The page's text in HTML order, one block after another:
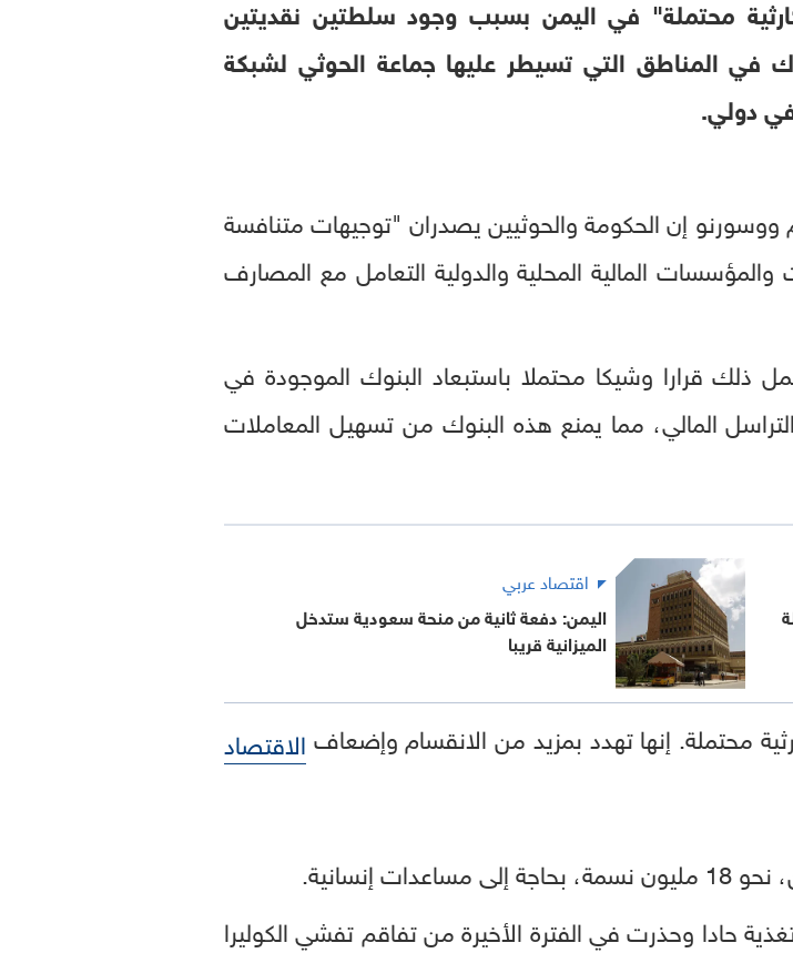
محتملة" في اليمن بسبب وجود سلطتين نقديتين
في المناطق التي تسيطر عليها جماعة الحوثي لشبكة
دولي.
ووسورنو إن الحكومة والحوثيين يصدران "توجيهات متنافسة
المالية المحلية والدولية التعامل مع المصارف
ذلك قرارا وشيكا محتملا باستبعاد البنوك الموجودة في
المالي، مما يمنع هذه البنوك من تسهيل المعاملات
اقتصاد عربي
اليمن: دفعة ثانية من منحة سعودية ستدخل
الميزانية قريبا
محتملة. إنها تهدد بمزيد من الانقسام وإضعاف الاقتصاد
إنسانية.
حادا وحذرت في الفترة الأخيرة من تفاقم تفشي الكوليرا